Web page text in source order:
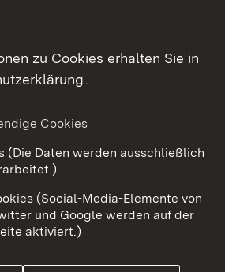
Kontakt
Datenschutz
zu Cookies erhalten Sie in
.
Cookies
(Die Daten werden ausschließlich
(Social-Media-Elemente von
und Google werden auf der
aktiviert.)